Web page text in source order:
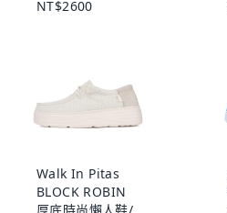
NT$2600
Walk In Pitas
BLOCK ROBIN